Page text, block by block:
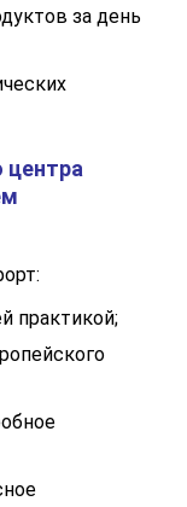
за день
практикой;